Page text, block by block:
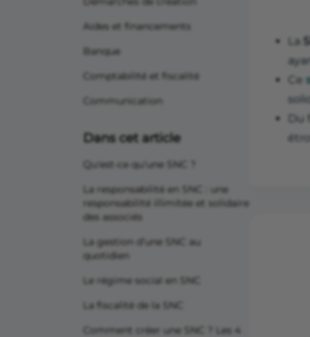
Aides et financements
Banque
Comptabilité et fiscalité
Communication
Dans cet article
Qu'est-ce qu'une SNC ?
La responsabilité en SNC : une
responsabilité illimitée et solidaire
des associés
La gestion d’une SNC au
quotidien
Le régime social en SNC
La fiscalité de la SNC
Comment créer une SNC ? Les 4
La
Ce